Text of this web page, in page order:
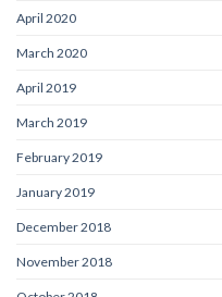
April 2020
March 2020
April 2019
March 2019
February 2019
January 2019
December 2018
November 2018